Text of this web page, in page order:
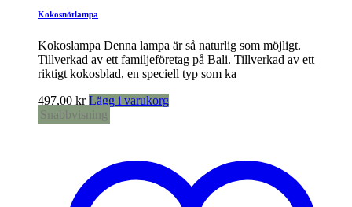
Kokosnötlampa
Kokoslampa Denna lampa är så naturlig som möjligt.
Tillverkad av ett familjeföretag på Bali. Tillverkad av ett
riktigt kokosblad, en speciell typ som ka
497,00 kr Lägg i varukorg
Snabbvisning